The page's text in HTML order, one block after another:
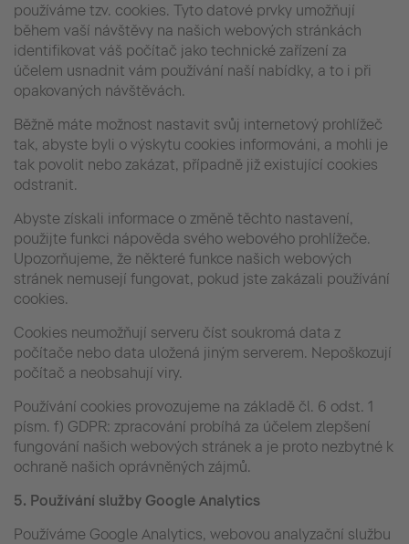
používáme tzv. cookies. Tyto datové prvky umožňují
během vaší návštěvy na našich webových stránkách
identifikovat váš počítač jako technické zařízení za
účelem usnadnit vám používání naší nabídky, a to i při
opakovaných návštěvách.
Běžně máte možnost nastavit svůj internetový prohlížeč
tak, abyste byli o výskytu cookies informováni, a mohli je
tak povolit nebo zakázat, případně již existující cookies
odstranit.
Abyste získali informace o změně těchto nastavení,
použijte funkci nápověda svého webového prohlížeče.
Upozorňujeme, že některé funkce našich webových
stránek nemusejí fungovat, pokud jste zakázali používání
cookies.
Cookies neumožňují serveru číst soukromá data z
počítače nebo data uložená jiným serverem. Nepoškozují
počítač a neobsahují viry.
Používání cookies provozujeme na základě čl. 6 odst. 1
písm. f) GDPR: zpracování probíhá za účelem zlepšení
fungování našich webových stránek a je proto nezbytné k
ochraně našich oprávněných zájmů.
5. Používání služby Google Analytics
Používáme Google Analytics, webovou analyzační službu